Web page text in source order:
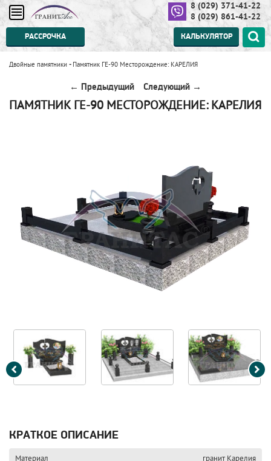
8 (029) 371-41-22
8 (029) 861-41-22
РАССРОЧКА КАЛЬКУЛЯТОР
Двойные памятники - Памятник ГЕ-90 Месторождение: КАРЕЛИЯ
← Предыдущий Следующий →
ПАМЯТНИК ГЕ-90 МЕСТОРОЖДЕНИЕ: КАРЕЛИЯ
КРАТКОЕ ОПИСАНИЕ
Материал гранит Карелия